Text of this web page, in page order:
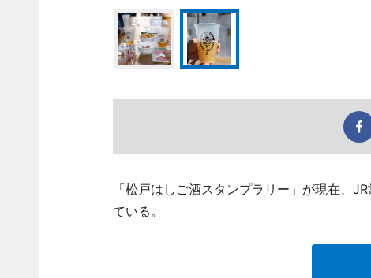
「松戸はしご酒スタンプラリー」が現在、
ている。